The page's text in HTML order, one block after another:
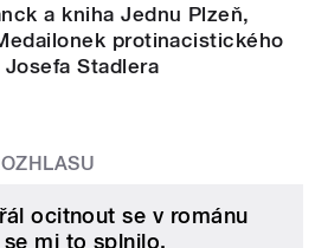
a kniha Jednu Plzeň,
protinacistického
Stadlera
ocitnout se v románu
mi to splnilo.